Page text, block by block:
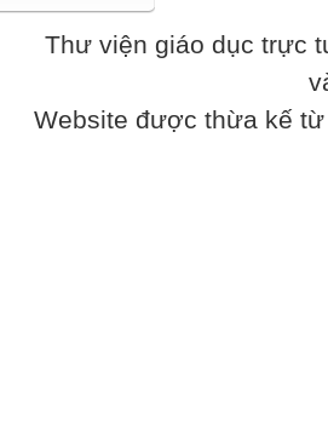
Cánh sẻ vụt
Hót nắng vàng
Thư viện giáo dục trực
Website được thừa kế